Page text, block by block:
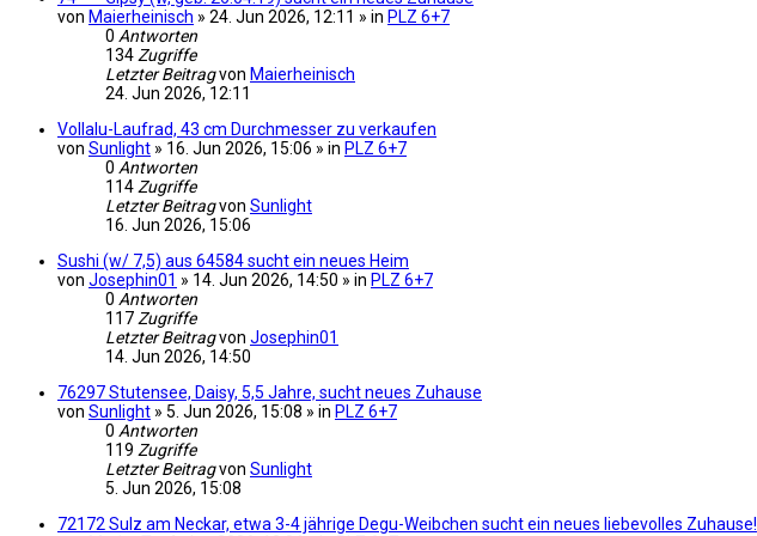
von Maierheinisch » 24. Jun 2026, 12:11 » in PLZ 6+7
0 Antworten
134 Zugriffe
Letzter Beitragvon Maierheinisch
24. Jun 2026, 12:11
Vollalu-Laufrad, 43 cm Durchmesser zu verkaufen
von Sunlight » 16. Jun 2026, 15:06 » in PLZ 6+7
0 Antworten
114 Zugriffe
Letzter Beitragvon Sunlight
16. Jun 2026, 15:06
Sushi (w/ 7,5) aus 64584 sucht ein neues Heim
von Josephin01 » 14. Jun 2026, 14:50 » in PLZ 6+7
0 Antworten
117 Zugriffe
Letzter Beitragvon Josephin01
14. Jun 2026, 14:50
76297 Stutensee, Daisy, 5,5 Jahre, sucht neues Zuhause
von Sunlight » 5. Jun 2026, 15:08 » in PLZ 6+7
0 Antworten
119 Zugriffe
Letzter Beitragvon Sunlight
5. Jun 2026, 15:08
72172 Sulz am Neckar, etwa 3-4 jährige Degu-Weibchen sucht ein neues liebevolles Zuhause!